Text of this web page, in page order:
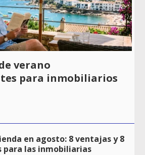
verano
para inmobiliarios
en agosto: 8 ventajas y 8
para las inmobiliarias